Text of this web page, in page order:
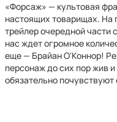
«Форсаж» — культовая
настоящих товарищах. На
трейлер очередной
нас ждет огромное
еще — Брайан О'Коннор!
персонаж до сих пор жив
обязательно почувствуют